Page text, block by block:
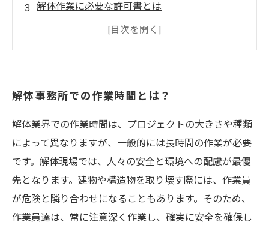
解体作業に必要な許可書とは
解体作業に必要な設備とは
解体事務所の作業費用とは
産業廃棄物収集運搬 対応エリア 愛知県（名古屋
市・瑞穂市・羽島市・岐阜市・各務原市・可児
市・多治見氏・土岐市・瑞穂市・恵那市） 三重
県（鳥羽市・伊勢市・松坂市・津市・鈴鹿市・
亀山市・四日市市・桑名市） 静岡県（湖西市・
浜松市・袋井市・磐田市） サブタイトル
解体事務所での作業時間とは？
解体業界での作業時間は、プロジェクトの大きさや種類
によって異なりますが、一般的には長時間の作業が必要
です。解体現場では、人々の安全と環境への配慮が最優
先となります。建物や構造物を取り壊す際には、作業員
が危険と隣り合わせになることもあります。そのため、
作業員達は、常に注意深く作業し、確実に安全を確保し